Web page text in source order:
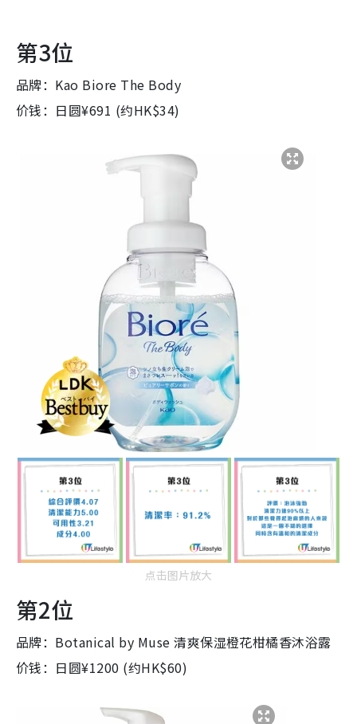
第3位
品牌：Kao Biore The Body
价钱：日圆¥691 (约HK$34)
点击图片放大
第2位
品牌：Botanical by Muse 清爽保湿橙花柑橘香沐浴露
价钱：日圆¥1200 (约HK$60)